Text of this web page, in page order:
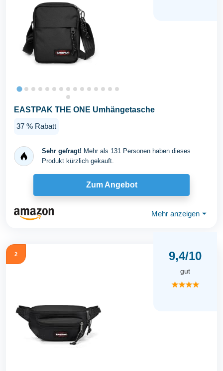
EASTPAK THE ONE Umhängetasche
37 % Rabatt
Sehr gefragt! Mehr als 131 Personen haben dieses
Produkt kürzlich gekauft.
Zum Angebot
Mehr anzeigen ⏷
2 9,4/10
gut
★★★★